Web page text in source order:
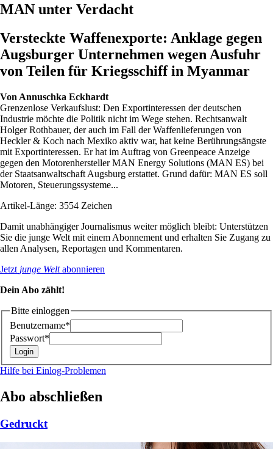
MAN unter Verdacht
Versteckte Waffenexporte: Anklage gegen
Augsburger Unternehmen wegen Ausfuhr
von Teilen für Kriegsschiff in Myanmar
Von Annuschka Eckhardt
Grenzenlose Verkaufslust: Den Exportinteressen der deutschen
Industrie möchte die Politik nicht im Wege stehen. Rechtsanwalt
Holger Rothbauer, der auch im Fall der Waffenlieferungen von
Heckler & Koch nach Mexiko aktiv war, hat keine Berührungsängste
mit Exportinteressen. Er hat im Auftrag von Greenpeace Anzeige
gegen den Motorenhersteller MAN Energy Solutions (MAN ES) bei
der Staatsanwaltschaft Augsburg erstattet. Grund dafür: MAN ES soll
Motoren, Steuerungssysteme...
Artikel-Länge: 3554 Zeichen
Damit unabhängiger Journalismus weiter möglich bleibt: Unterstützen
Sie die junge Welt mit einem Abonnement und erhalten Sie Zugang zu
allen Analysen, Reportagen und Kommentaren.
Jetzt junge Weltabonnieren
Dein Abo zählt!
Bitte einloggen
Benutzername*
Passwort*
Hilfe bei Einlog-Problemen
Abo abschließen
Gedruckt